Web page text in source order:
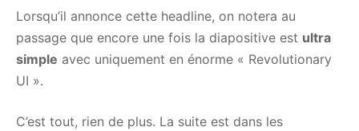
Lorsqu’il annonce cette headline, on notera au
passage que encore une fois la diapositive est ultra
simple avec uniquement en énorme « Revolutionary
UI ».
C’est tout, rien de plus. La suite est dans les